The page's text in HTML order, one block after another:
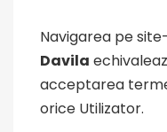
Navigarea pe
Davila
acceptarea
orice Utilizator.